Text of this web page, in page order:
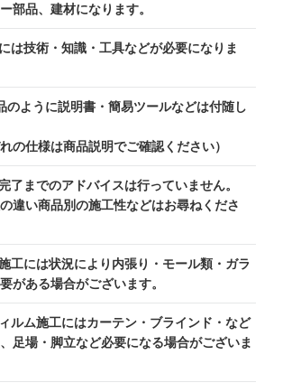
部品、建材になります。
は技術・知識・工具などが必要になりま
のように説明書・簡易ツールなどは付随し
の仕様は商品説明でご確認ください）
了までのアドバイスは行っていません。
の違い商品別の施工性などはお尋ねくださ
工には状況により内張り・モール類・ガラ
がある場合がございます。
ルム施工にはカーテン・ブラインド・など
足場・脚立など必要になる場合がございま